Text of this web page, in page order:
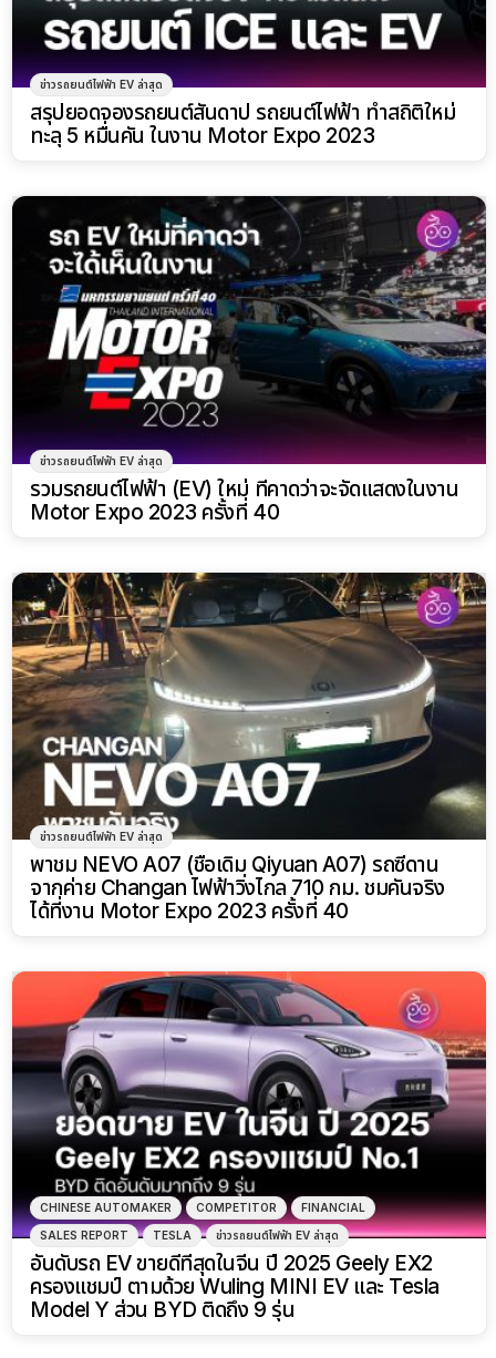
ข่าวรถยนต์ไฟฟ้า EV ล่าสุด
สรุปยอดจองรถยนต์สันดาป รถยนต์ไฟฟ้า ทำสถิติใหม่
ทะลุ 5 หมื่นคัน ในงาน Motor Expo 2023
ข่าวรถยนต์ไฟฟ้า EV ล่าสุด
รวมรถยนต์ไฟฟ้า (EV) ใหม่ ที่คาดว่าจะจัดแสดงในงาน
Motor Expo 2023 ครั้งที่ 40
ข่าวรถยนต์ไฟฟ้า EV ล่าสุด
พาชม NEVO A07 (ชื่อเดิม Qiyuan A07) รถซีดาน
จากค่าย Changan ไฟฟ้าวิ่งไกล 710 กม. ชมคันจริง
ได้ที่งาน Motor Expo 2023 ครั้งที่ 40
CHINESE AUTOMAKER COMPETITOR FINANCIAL
SALES REPORT TESLA ข่าวรถยนต์ไฟฟ้า EV ล่าสุด
อันดับรถ EV ขายดีที่สุดในจีน ปี 2025 Geely EX2
ครองแชมป์ ตามด้วย Wuling MINI EV และ Tesla
Model Y ส่วน BYD ติดถึง 9 รุ่น